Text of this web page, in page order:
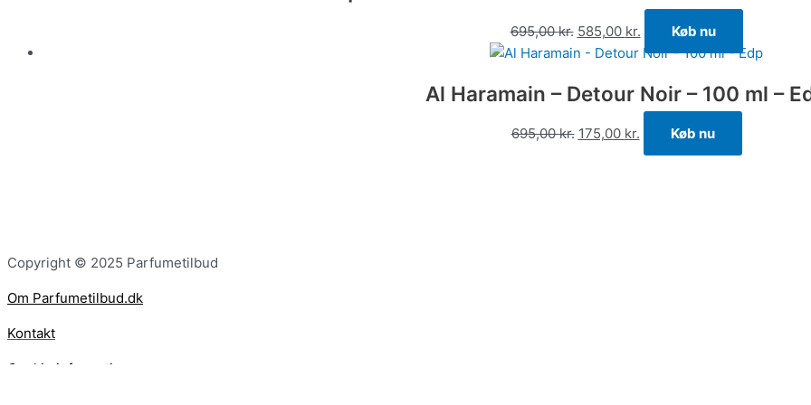
695,00kr. 585,00 kr. Køb nu
Al Haramain – Detour Noir – 100 ml –
695,00kr. 175,00 kr. Køb nu
Copyright © 2025 Parfumetilbud
Om Parfumetilbud.dk
Kontakt
Cookie information